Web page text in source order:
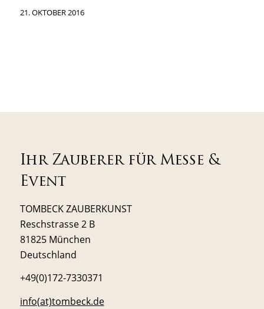
21. OKTOBER 2016
Ihr Zauberer für Messe &
Event
TOMBECK ZAUBERKUNST
Reschstrasse 2 B
81825 München
Deutschland
+49(0)172-7330371
info(at)tombeck.de